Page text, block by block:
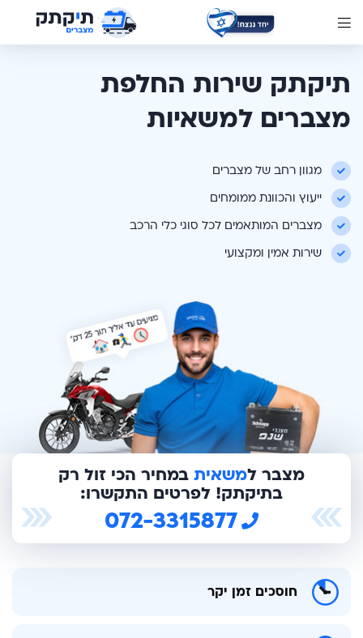
תיקתק שירות החלפת
מצברים למשאיות
מגוון רחב של מצברים
ייעוץ והכוונת ממומחים
מצברים המותאמים לכל סוגי כלי הרכב
שירות אמין ומקצועי
מצבר למשאית במחיר הכי זול רק
בתיקתק! לפרטים התקשרו:
072-3315877
חוסכים זמן יקר